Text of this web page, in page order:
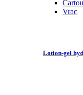
Vrac
Lotion-gel